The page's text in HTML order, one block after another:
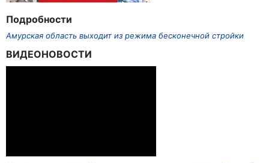
Подробности
Амурская область выходит из режима бесконечной стройки
ВИДЕОНОВОСТИ